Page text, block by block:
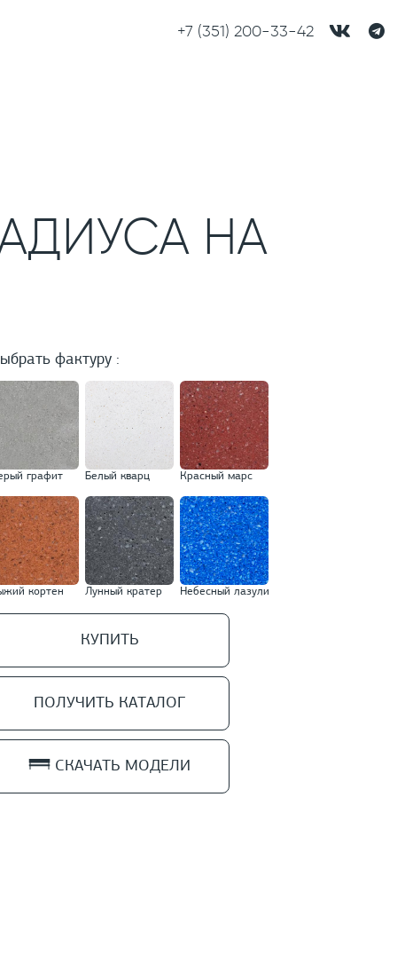
+7 (351) 200-33-42
НА
фактуру :
графит Белый кварц Красный марс
кортен Лунный кратер Небесный лазули
КУПИТЬ
ПОЛУЧИТЬ КАТАЛОГ
СКАЧАТЬ МОДЕЛИ